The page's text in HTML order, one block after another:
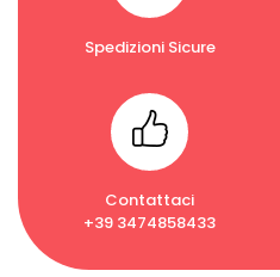
Spedizioni Sicure
Contattaci
+39 3474858433